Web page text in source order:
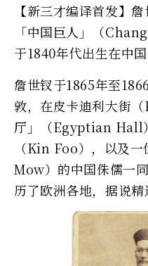
【新三才编译首发】
「中国巨人」（
于1840年代出生在中
詹世钗于1865年至
敦，在皮卡迪利大街
厅」（Egyptian Hall
（Kin Foo），以及
Mow）的中国侏儒一
历了欧洲各地，据说精